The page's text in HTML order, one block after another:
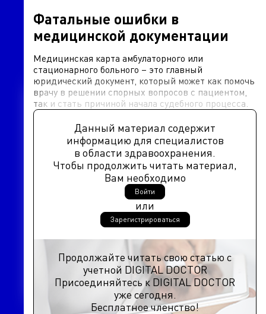
Фатальные ошибки в
медицинской документации
Медицинская карта амбулаторного или
стационарного больного – это главный
юридический документ, который может как помочь
врачу в решении спорных вопросов с пациентом,
так и стать причиной начала судебного процесса.
Данный материал содержит
информацию для специалистов
в области здравоохранения.
Чтобы продолжить читать материал,
Вам необходимо
Войти
или
Зарегистрироваться
Продолжайте читать свою статью с
учетной DIGITAL DOCTOR
Присоединяйтесь к DIGITAL DOCTOR
уже сегодня.
Бесплатное членство!